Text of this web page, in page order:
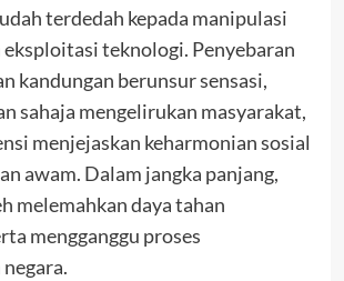
terdedah kepada manipulasi
teknologi. Penyebaran
kandungan berunsur sensasi,
sahaja mengelirukan masyarakat,
menjejaskan keharmonian sosial
awam. Dalam jangka panjang,
melemahkan daya tahan
mengganggu proses